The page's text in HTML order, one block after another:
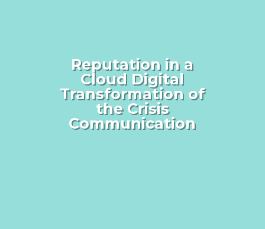
Reputation in a
Cloud Digital
Transformation of
the Crisis
Communication